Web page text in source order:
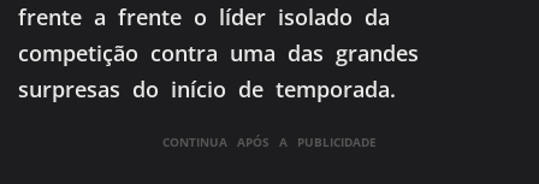
frente a frente o líder isolado da
competição contra uma das grandes
surpresas do início de temporada.
CONTINUA APÓS A PUBLICIDADE